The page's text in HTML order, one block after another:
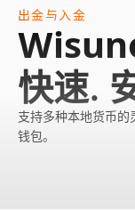
出金与入金
快速.
支持多种本地货币
钱包。